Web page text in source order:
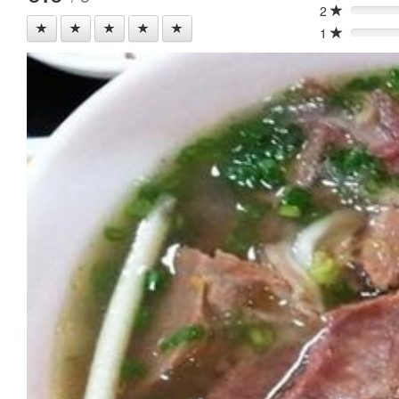
2 0%
1 0%